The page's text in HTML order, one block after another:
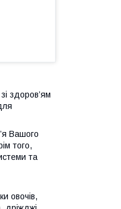
здоров’ям
Вашого
того,
та
овочів,